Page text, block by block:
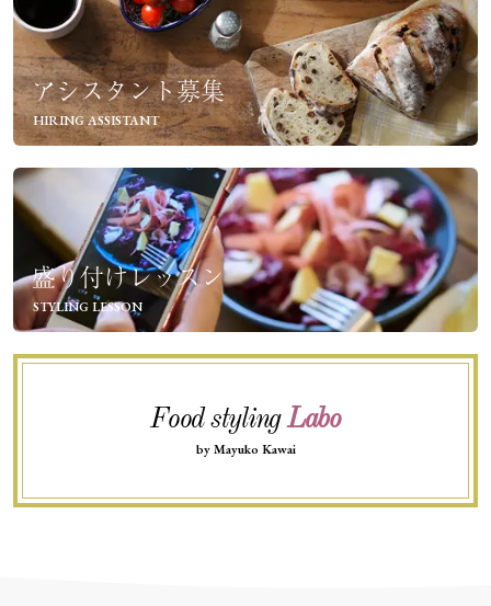
アシスタント募集
HIRING ASSISTANT
盛り付けレッスン
STYLING LESSON
Food stylingLabo
by Mayuko Kawai